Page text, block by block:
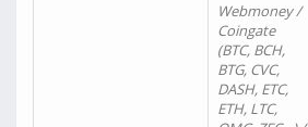
Webmoney /
Coingate
(BTC, BCH,
BTG, CVC,
DASH, ETC,
ETH, LTC,